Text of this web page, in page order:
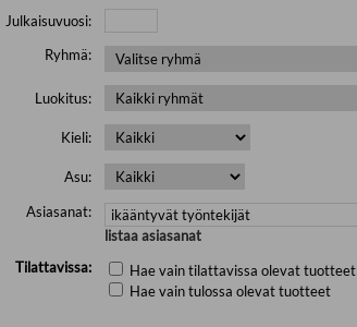
Julkaisuvuosi:
Ryhmä:
Luokitus:
Kieli:
Asu:
Asiasanat:
listaa asiasanat
Tilattavissa:
Hae vain tilattavissa olevat tuotteet
Hae vain tulossa olevat tuotteet